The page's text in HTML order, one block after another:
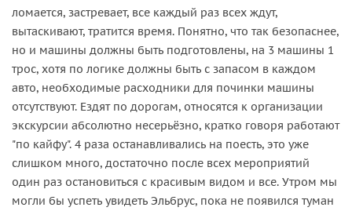
ломается, застревает, все каждый раз всех ждут,
вытаскивают, тратится время. Понятно, что так безопаснее,
но и машины должны быть подготовлены, на 3 машины 1
трос, хотя по логике должны быть с запасом в каждом
авто, необходимые расходники для починки машины
отсутствуют. Ездят по дорогам, относятся к организации
экскурсии абсолютно несерьёзно, кратко говоря работают
"по кайфу". 4 раза останавливались на поесть, это уже
слишком много, достаточно после всех мероприятий
один раз остановиться с красивым видом и все. Утром мы
могли бы успеть увидеть Эльбрус, пока не появился туман